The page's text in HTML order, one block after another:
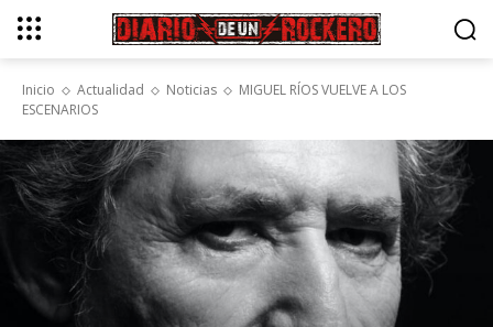
Inicio Actualidad Noticias
MIGUEL RÍOS VUELVE A LOS
ESCENARIOS